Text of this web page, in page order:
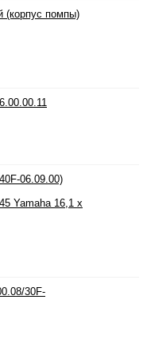
(корпус помпы)
06.09.00)
Yamaha 16,1 x
30F-